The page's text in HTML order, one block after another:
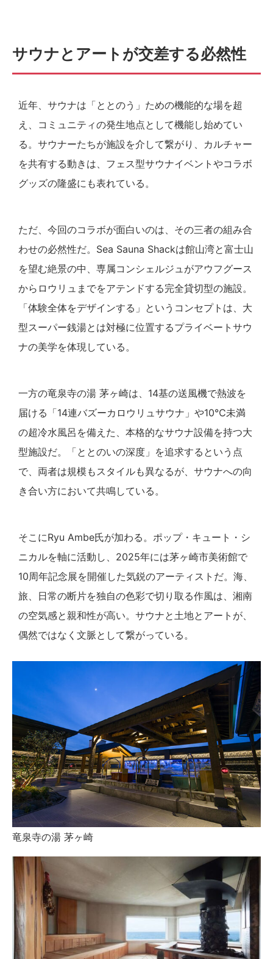
サウナとアートが交差する必然性
近年、サウナは「ととのう」ための機能的な場を超
え、コミュニティの発生地点として機能し始めてい
る。サウナーたちが施設を介して繋がり、カルチャー
を共有する動きは、フェス型サウナイベントやコラボ
グッズの隆盛にも表れている。
ただ、今回のコラボが面白いのは、その三者の組み合
わせの必然性だ。Sea Sauna Shackは館山湾と富士山
を望む絶景の中、専属コンシェルジュがアウフグース
からロウリュまでをアテンドする完全貸切型の施設。
「体験全体をデザインする」というコンセプトは、大
型スーパー銭湯とは対極に位置するプライベートサウ
ナの美学を体現している。
一方の竜泉寺の湯 茅ヶ崎は、14基の送風機で熱波を
届ける「14連バズーカロウリュサウナ」や10℃未満
の超冷水風呂を備えた、本格的なサウナ設備を持つ大
型施設だ。「ととのいの深度」を追求するという点
で、両者は規模もスタイルも異なるが、サウナへの向
き合い方において共鳴している。
そこにRyu Ambe氏が加わる。ポップ・キュート・シ
ニカルを軸に活動し、2025年には茅ヶ崎市美術館で
10周年記念展を開催した気鋭のアーティストだ。海、
旅、日常の断片を独自の色彩で切り取る作風は、湘南
の空気感と親和性が高い。サウナと土地とアートが、
偶然ではなく文脈として繋がっている。
竜泉寺の湯 茅ヶ崎